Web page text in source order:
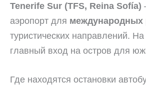
Tenerife Sur (TFS, Reina Sofía)
аэропорт для международных
туристических направлений. На
главный вход на остров для
Где находятся остановки